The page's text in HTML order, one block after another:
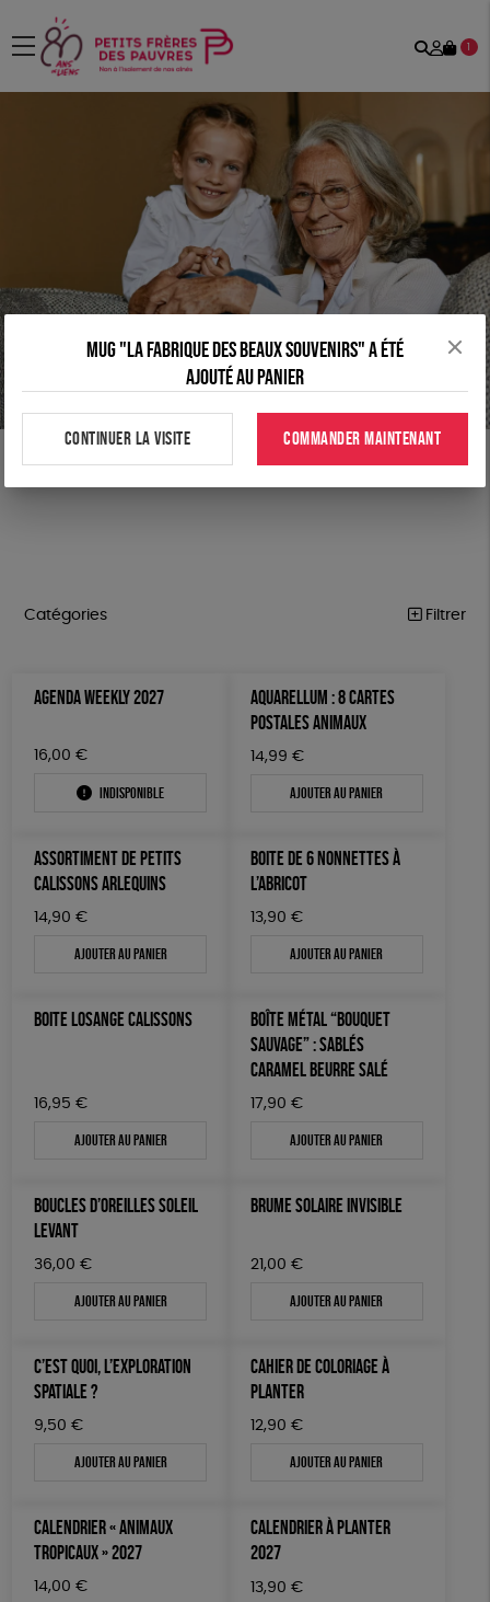
menu
Mon
1
Catégories Filtrer
HOMMES
ENFANTS
BEAUTÉ
MAISON
PAPETERIE
Par défaut
Nouveauté
Prix : du - cher au + cher
50 € - 100 €
150 € - 200 €
Plus de 200€
Couleur
Mots clés
Fabriqué en Europe Fabriqué en France
Agriculture Biologique Fairtrade
Biodégradable FSC
AGENDA WEEKLY 2027
16,00 €
Indisponible
AQUARELLUM : 8 CARTES
POSTALES ANIMAUX
14,99 €
Ajouter au panier
ASSORTIMENT DE PETITS
CALISSONS ARLEQUINS
14,90 €
Ajouter au panier
BOITE DE 6 NONNETTES À
L’ABRICOT
13,90 €
Ajouter au panier
BOITE LOSANGE CALISSONS
16,95 €
Ajouter au panier
BOÎTE MÉTAL “BOUQUET
SAUVAGE” : SABLÉS
CARAMEL BEURRE SALÉ
17,90 €
Ajouter au panier
BOUCLES D’OREILLES SOLEIL
LEVANT
36,00 €
Ajouter au panier
BRUME SOLAIRE INVISIBLE
21,00 €
Ajouter au panier
C’EST QUOI, L’EXPLORATION
SPATIALE ?
9,50 €
Ajouter au panier
CAHIER DE COLORIAGE À
PLANTER
12,90 €
Ajouter au panier
CALENDRIER « ANIMAUX
TROPICAUX » 2027
14,00 €
CALENDRIER À PLANTER
2027
13,90 €
Mug "la fabrique des beaux souvenirs" a été
ajouté au panier
CONTINUER LA VISITE COMMANDER MAINTENANT